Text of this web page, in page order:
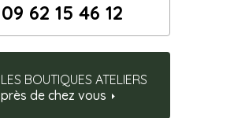
09 62 15 46 12
LES BOUTIQUES ATELIERS
près de chez vous